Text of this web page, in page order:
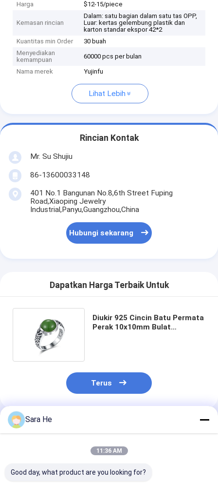
Harga
$12-15/piece
Kemasan rincian
Dalam: satu bagian dalam satu tas OPP,
Luar: kertas gelembung plastik dan
karton standar ekspor 42*2
Kuantitas min Order
30 buah
Menyediakan
kemampuan
60000 pcs per bulan
Nama merek Yujinfu
Lihat Lebih
Rincian Kontak
Mr. Su Shujiu
86-13600033148
401 No.1 Bangunan No.8,6th Street Fuping
Road,Xiaoping Jewelry
Industrial,Panyu,Guangzhou,China
Hubungi sekarang
Dapatkan Harga Terbaik Untuk
Diukir 925 Cincin Batu Permata
Perak 10x10mm Bulat
Terus
Rekomendasi Produk
Sara He
11:36 AM
Good day, what product are you looking for?